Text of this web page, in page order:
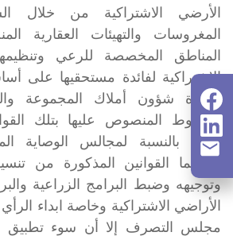
الأرضي الاشتراكية من خلال
المغروسات والتهيئات العقارية
المناطق المخصصة للرعي
الاشتراكية لفائدة مستحقيها على
وإدارة شؤون أملاك المجموعة
الشروط المنصوص عليها بتلك
كذلك بالنسبة لمجالس الوصاية
مكنتهما القوانين المذكورة من
وتوجيهه وضبط البرامج الزراعية
الأراضي الاشتراكية وخاصة ابداء
مجلس التصرف إلا أن سوء تطبيق